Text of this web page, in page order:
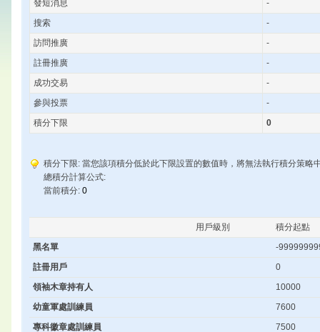
發短消息
-
搜索
-
訪問推廣
-
註冊推廣
-
成功交易
-
參與投票
-
積分下限
0
積分下限: 當您該項積分低於此下限設置的數值時，將無法執行積分策略
總積分計算公式:
當前積分: 0
用戶級別
積分起點
黑名單
-
註冊用戶
0
領袖木章持有人
10000
幼童軍處訓練員
7600
專科徽章處訓練員
7500